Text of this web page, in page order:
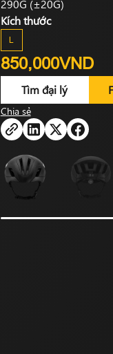
290G (±20G)
Kích thước
L
850,000VND
Tìm đại lý
Chia sẻ